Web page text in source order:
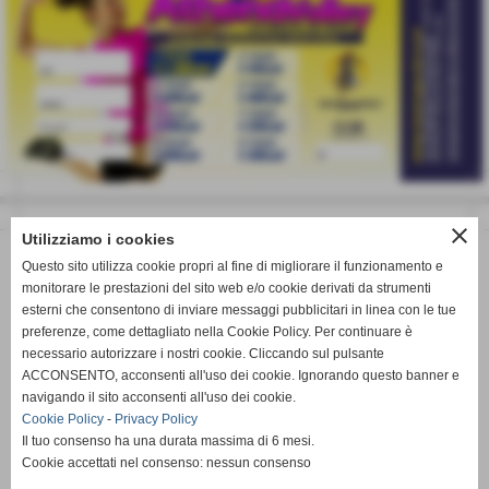
9° Lotteria Athena Volley sbt a.s.d. 2025
close
Utilizziamo i cookies
Questo sito utilizza cookie propri al fine di migliorare il funzionamento e
monitorare le prestazioni del sito web e/o cookie derivati da strumenti
esterni che consentono di inviare messaggi pubblicitari in linea con le tue
preferenze, come dettagliato nella Cookie Policy. Per continuare è
necessario autorizzare i nostri cookie. Cliccando sul pulsante
ACCONSENTO, acconsenti all'uso dei cookie. Ignorando questo banner e
navigando il sito acconsenti all'uso dei cookie.
Cookie Policy - Privacy Policy
Il tuo consenso ha una durata massima di 6 mesi.
Cookie accettati nel consenso: nessun consenso